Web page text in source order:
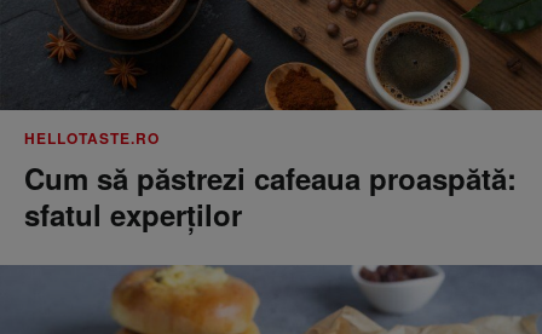
HELLOTASTE.RO
Cum să păstrezi cafeaua proaspătă:
sfatul experților